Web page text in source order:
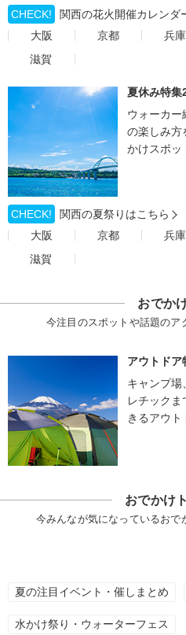
CHECK!
関西の花火開催カレンダ
大阪
京都 兵庫
滋賀
夏休み特集
ウォーカー
の楽しみ方
かけスポッ
CHECK!
関西の夏祭りはこちら
大阪
京都 兵庫
滋賀
おでか
今注目のスポットや話題のア
アウトドア
キャンプ場
レチック
きるアウト
おでかけ
今みんなが気になっているおで
夏の注目イベント・催しまとめ
水かけ祭り・ウォーターフェス